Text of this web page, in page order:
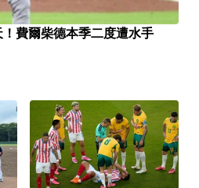
費爾柴德本季二度遭水手